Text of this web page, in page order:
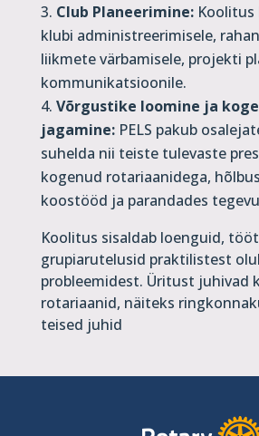
Club Planeerimine:Koolitus
klubi administreerimisele,
liikmete värbamisele, projekti
kommunikatsioonile.
Võrgustike loomine ja
jagamine:PELS pakub
suhelda nii teiste tulevaste
kogenud rotariaanidega,
koostööd ja parandades
Koolitus sisaldab loenguid,
grupiarutelusid praktilistest
probleemidest. Üritust juhivad
rotariaanid, näiteks
teised juhid